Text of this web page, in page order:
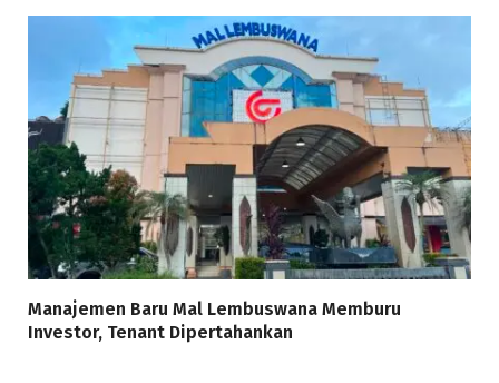
Manajemen Baru Mal Lembuswana Memburu
Investor, Tenant Dipertahankan